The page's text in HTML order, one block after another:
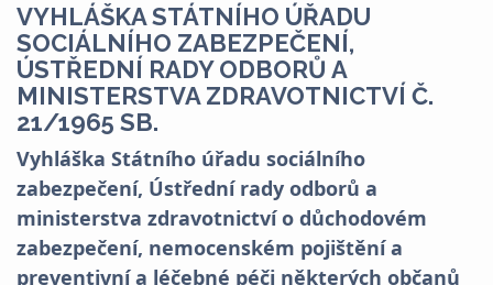
VYHLÁŠKA STÁTNÍHO ÚŘADU
SOCIÁLNÍHO ZABEZPEČENÍ,
ÚSTŘEDNÍ RADY ODBORŮ A
MINISTERSTVA ZDRAVOTNICTVÍ Č.
21/1965 SB.
Vyhláška Státního úřadu sociálního
zabezpečení, Ústřední rady odborů a
ministerstva zdravotnictví o důchodovém
zabezpečení, nemocenském pojištění a
preventivní a léčebné péči některých občanů